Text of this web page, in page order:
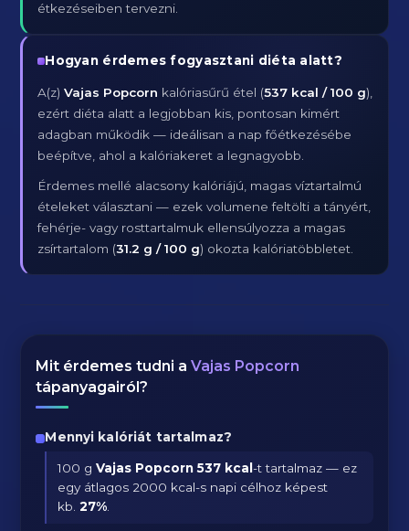
étkezéseiben tervezni.
Hogyan érdemes fogyasztani diéta alatt?
A(z)Vajas Popcorn kalóriasűrű étel (537 kcal / 100 g),
ezért diéta alatt a legjobban kis, pontosan kimért
adagban működik — ideálisan a nap főétkezésébe
beépítve, ahol a kalóriakeret a legnagyobb.
Érdemes mellé alacsony kalóriájú, magas víztartalmú
ételeket választani — ezek volumene feltölti a tányért,
fehérje- vagy rosttartalmuk ellensúlyozza a magas
zsírtartalom (31.2 g / 100 g) okozta kalóriatöbbletet.
Mit érdemes tudni aVajas Popcorn
tápanyagairól?
Mennyi kalóriát tartalmaz?
100 gVajas Popcorn 537 kcal-t tartalmaz — ez
egy átlagos 2000 kcal-s napi célhoz képest
kb.27%